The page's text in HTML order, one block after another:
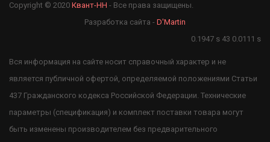
Copyright © 2020 Квант-НН - Все права защищены.
Разработка сайта - D'Martin
0.1947 s 43 0.0111 s
Вся информация на сайте носит справочный характер и не
является публичной офертой, определяемой положениями Статьи
437 Гражданского кодекса Российской Федерации. Технические
параметры (спецификация) и комплект поставки товара могут
быть изменены производителем без предварительного